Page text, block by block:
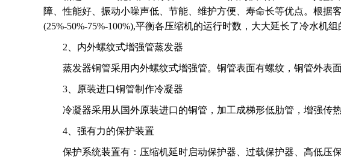
障、性能好、振动小噪声低、节能、维护方便、寿命长等优点。根
(25%-50%-75%-100%),平衡各压缩机的运行时数，大大延长了冷水机组
2、内外螺纹式增强管蒸发器
蒸发器铜管采用内外螺纹式增强管。铜管表面有螺纹，铜管外表
3、原装进口铜管制作冷凝器
冷凝器采用从国外原装进口的铜管，加工成梯形低肋管，增强传
4、强有力的保护装置
保护系统装置有：压缩机延时启动保护器、过载保护器、高低压